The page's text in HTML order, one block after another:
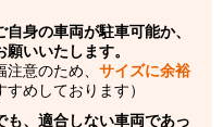
身の車両が駐車可能か、
いいたします。
意のため、 サイズに余裕
めしております）
も、適合しない車両であっ